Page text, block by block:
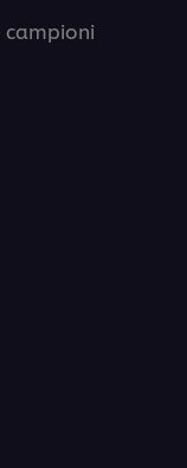
campioni